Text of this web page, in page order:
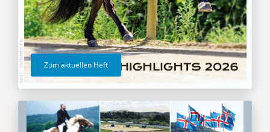
Zum aktuellen Heft